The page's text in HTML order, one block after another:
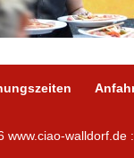
www.ciao-walldorf.de